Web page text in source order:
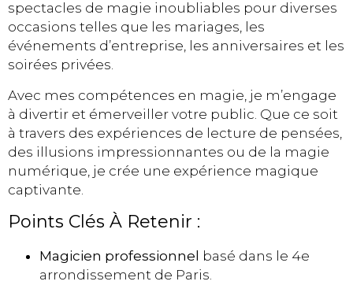
spectacles de magie inoubliables pour diverses
occasions telles que les mariages, les
événements d’entreprise, les anniversaires et les
soirées privées.
Avec mes compétences en magie, je m’engage
à divertir et émerveiller votre public. Que ce soit
à travers des expériences de lecture de pensées,
des illusions impressionnantes ou de la magie
numérique, je crée une expérience magique
captivante.
Points Clés À Retenir :
Magicien professionnel basé dans le 4e
arrondissement de Paris.